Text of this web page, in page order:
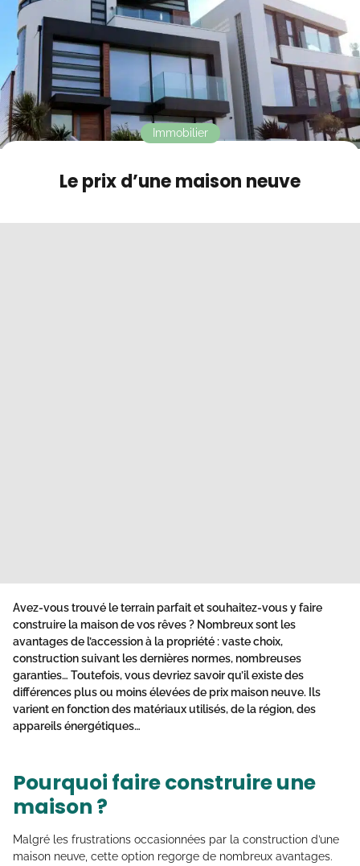
Contact
Mode sombre
Le prix d’une maison neuve
Immobilier
Avez-vous trouvé le terrain parfait et souhaitez-vous y faire
construire la maison de vos rêves ? Nombreux sont les
avantages de l’accession à la propriété : vaste choix,
construction suivant les dernières normes, nombreuses
garanties… Toutefois, vous devriez savoir qu’il existe des
différences plus ou moins élevées de prix maison neuve. Ils
varient en fonction des matériaux utilisés, de la région, des
appareils énergétiques…
Pourquoi faire construire une
maison ?
Malgré les frustrations occasionnées par la construction d’une
maison neuve, cette option regorge de nombreux avantages.